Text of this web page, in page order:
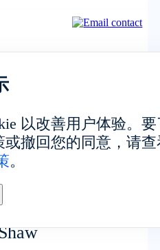
与我的体验相符：
的是在阿塞拜疆实
备，因此运行环境
以改善用户体验。
或撤回您的同意，请
。